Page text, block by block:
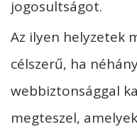
jogosultságot.
Az ilyen helyzetek
célszerű, ha
webbiztonsággal
megteszel,